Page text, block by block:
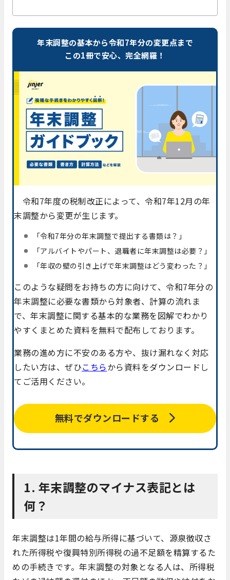
年末調整の基本から令和7年分の変更点まで
この1冊で安心、完全網羅！
令和7年度の税制改正によって、令和7年12月の年
末調整から変更が生じます。
「令和7年分の年末調整で提出する書類は？」
「アルバイトやパート、退職者に年末調整は必要？」
「年収の壁の引き上げで年末調整はどう変わった？」
このような疑問をお持ちの方に向けて、令和7年分の
年末調整に必要な書類から対象者、計算の流れま
で、年末調整に関する基本的な業務を図解でわかり
やすくまとめた資料を無料で配布しております。
業務の進め方に不安のある方や、抜け漏れなく対応
したい方は、ぜひこちらから資料をダウンロードし
てご活用ください。
無料でダウンロードする
1. 年末調整のマイナス表記とは
何？
年末調整は1年間の給与所得に基づいて、源泉徴収さ
れた所得税や復興特別所得税の過不足額を精算するた
めの手続きです。年末調整の対象となる人は、所得税